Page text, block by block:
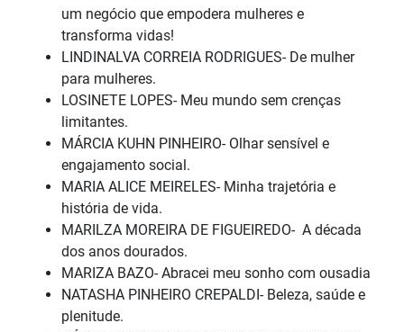
um negócio que empodera mulheres e
transforma vidas!
LINDINALVA CORREIA RODRIGUES- De mulher
para mulheres.
LOSINETE LOPES- Meu mundo sem crenças
limitantes.
MÁRCIA KUHN PINHEIRO- Olhar sensível e
engajamento social.
MARIA ALICE MEIRELES- Minha trajetória e
história de vida.
MARILZA MOREIRA DE FIGUEIREDO- A década
dos anos dourados.
MARIZA BAZO- Abracei meu sonho com ousadia
NATASHA PINHEIRO CREPALDI- Beleza, saúde e
plenitude.